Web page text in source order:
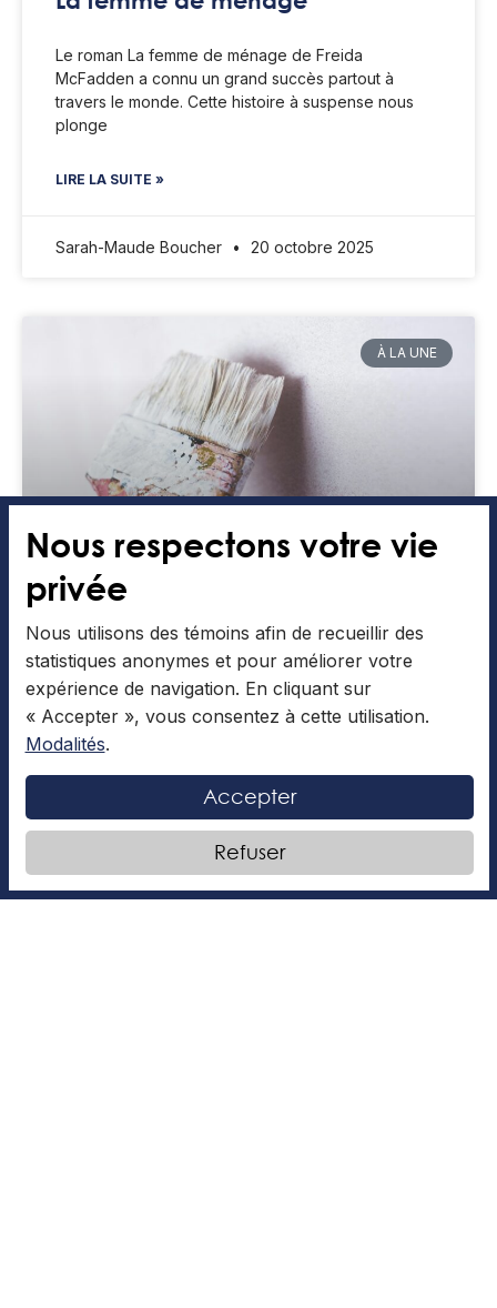
Le roman La femme de ménage de Freida
McFadden a connu un grand succès partout à
travers le monde. Cette histoire à suspense nous
plonge
LIRE LA SUITE »
Sarah-Maude Boucher 20 octobre 2025
À LA UNE
La couleur de l’année : un choix
litigieux?
L’article qui suit a été rédigé par Éléonore F. Cher
lecteur, chère lectrice, J’ai le goût de me plaindre.
L’année 2026 à peine entamée, j’ai
30 janvier 2026
Nous respectons votre vie
privée
Nous utilisons des témoins afin de recueillir des
statistiques anonymes et pour améliorer votre
expérience de navigation. En cliquant sur
« Accepter », vous consentez à cette utilisation.
Modalités.
Accepter
Refuser